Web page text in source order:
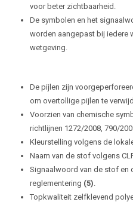
voor beter zichtbaarheid.
De symbolen en het
worden aangepast bij iedere
wetgeving.
De pijlen zijn
om overtollige pijlen te
Voorzien van chemische
richtlijnen 1272/2008, 790/
Kleurstelling volgens de
Naam van de stof volgens
Signaalwoord van de stof en
reglementering (5).
Topkwaliteit zelfklevend